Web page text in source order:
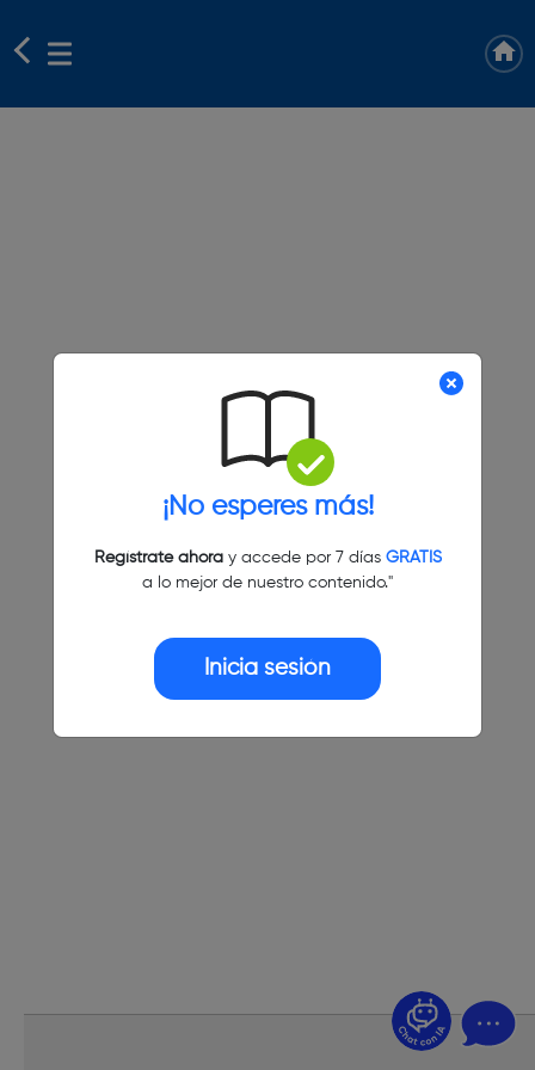
¡No esperes más!
Regístrate ahoray accede por 7 días GRATIS
a lo mejor de nuestro contenido."
Inicia sesión